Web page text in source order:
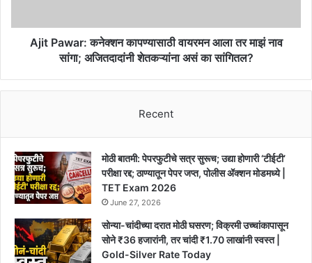
नाव
Ajit Pawar: कनेक्शन कापण्यासाठी वायरमन आला तर माझं नाव
सांगा; अजितदादांनी शेतकऱ्यांना असं का सांगितल?
Recent
मोठी बातमी: पेपरफुटीचे सत्र सुरूच; उद्या होणारी ‘टीईटी’
परीक्षा रद्द; ठाण्यातून पेपर जप्त, पोलीस ॲक्शन मोडमध्ये |
TET Exam 2026
June 27, 2026
सोन्या-चांदीच्या दरात मोठी घसरण; विक्रमी उच्चांकापासून
सोने ₹36 हजारांनी, तर चांदी ₹1.70 लाखांनी स्वस्त |
Gold-Silver Rate Today